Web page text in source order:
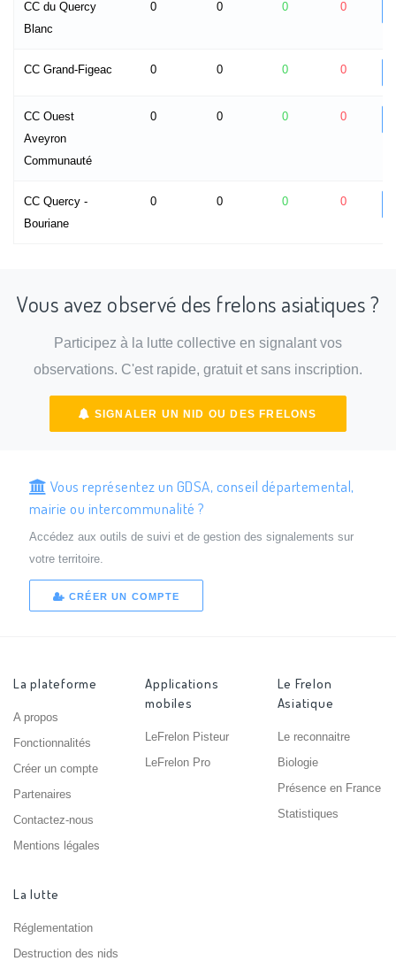
CC du Quercy
Blanc
0 0 0 0
CC Grand-Figeac 0 0 0 0
CC Ouest
Aveyron
Communauté
0 0 0 0
CC Quercy -
Bouriane
0 0 0 0
Vous avez observé des frelons asiatiques ?
Participez à la lutte collective en signalant vos
observations. C'est rapide, gratuit et sans inscription.
SIGNALER UN NID OU DES FRELONS
Vous représentez un GDSA, conseil départemental,
mairie ou intercommunalité ?
Accédez aux outils de suivi et de gestion des signalements sur
votre territoire.
CRÉER UN COMPTE
La plateforme
A propos
Fonctionnalités
Créer un compte
Partenaires
Contactez-nous
Mentions légales
Applications
mobiles
LeFrelon Pisteur
LeFrelon Pro
Le Frelon
Asiatique
Le reconnaitre
Biologie
Présence en France
Statistiques
La lutte
Réglementation
Destruction des nids